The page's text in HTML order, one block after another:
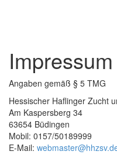
Impressum
Angaben gemäß § 5 TMG
Hessischer Haflinger Zucht
Am Kaspersberg 34
63654 Büdingen
Mobil: 0157/50189999
E-Mail: